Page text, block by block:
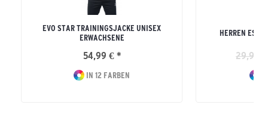
EVO STAR TRAININGSJACKE UNISEX
ERWACHSENE
54,99 € *
IN 12 FARBEN
HERREN
29,99